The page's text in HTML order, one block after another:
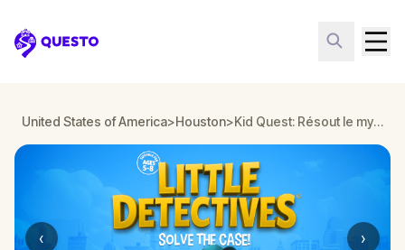
Questo
United States of America>Houston> Kid Quest: Résout le mystère des cinq sens perdus à Houston
‹ ›